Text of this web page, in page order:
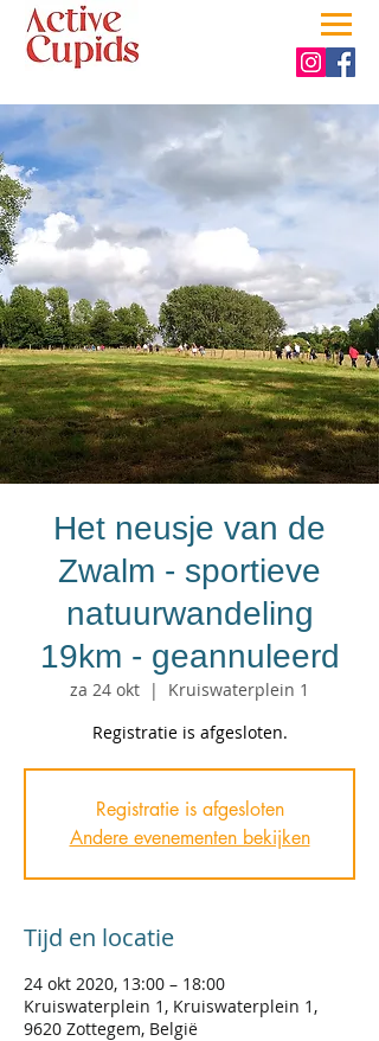
Het neusje van de
Zwalm - sportieve
natuurwandeling
19km - geannuleerd
za 24 okt
  |
Kruiswaterplein 1
Registratie is afgesloten.
Registratie is afgesloten
Andere evenementen bekijken
Tijd en locatie
24 okt 2020, 13:00 – 18:00
Kruiswaterplein 1, Kruiswaterplein 1,
9620 Zottegem, België